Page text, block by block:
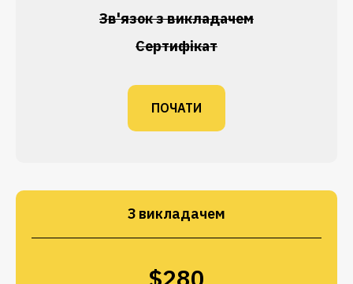
Зв'язок з викладачем
Сертифікат
ПОЧАТИ
З викладачем